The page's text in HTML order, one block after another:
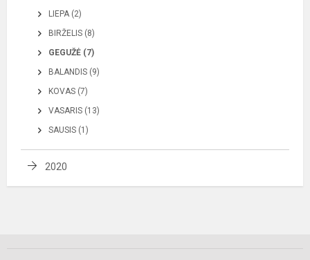
LIEPA (2)
BIRŽELIS (8)
GEGUŽĖ (7)
BALANDIS (9)
KOVAS (7)
VASARIS (13)
SAUSIS (1)
2020